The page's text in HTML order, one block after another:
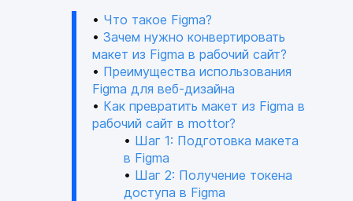
Что такое Figma?
Зачем нужно конвертировать
макет из Figma в рабочий сайт?
Преимущества использования
Figma для веб-дизайна
Как превратить макет из Figma в
рабочий сайт в mottor?
Шаг 1: Подготовка макета
в Figma
Шаг 2: Получение токена
доступа в Figma